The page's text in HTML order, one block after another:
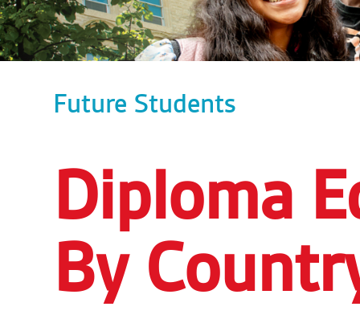
Future Students
Diploma
By